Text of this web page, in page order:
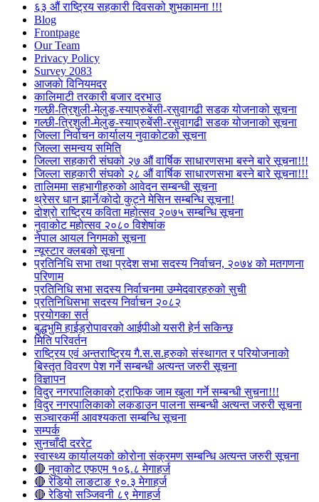
६३ औं राष्ट्रिय सहकारी दिवसको शुभकामना !!!
Blog
Frontpage
Our Team
Privacy Policy
Survey 2083
आजकाे विनियमदर
कालिमाटी तरकारी बजार दरभाउ
गल्छी-त्रिशुली-मेलुङ-स्याप्रुबेंसी-रसुवागढी सडक योजनाको सूचना
गल्छी-त्रिशुली-मेलुङ-स्याप्रुबेंसी-रसुवागढी सडक योजनाको सूचना
जिल्ला निर्वाचन कार्यालय नुवाकोटको सूचना
जिल्ला समन्वय समिति
जिल्ला सहकारी संघको २७ औं वार्षिक साधारणसभा बस्ने बारे सूचना!!!
जिल्ला सहकारी संघको २८ औं वार्षिक साधारणसभा बस्ने बारे सूचना!!!
तालिममा सहभागीहरुको आवेदन सम्बन्धी सूचना
थ्रेसर धान झार्ने/काेदाे कुट्ने मेसिन सम्बन्धि सूचना!
दोश्रो राष्ट्रिय कविता महोत्सव २०७५ सम्बन्धि सूचना
नुवाकोट महोत्सव २०८० विशेषांक
नेपाल आयल निगमको सूचना
न्यूस्टार क्लबको सूचना
प्रतिनिधि सभा तथा प्रदेश सभा सदस्य निर्वाचन, २०७४ को मतगणना
परिणाम
प्रतिनिधि सभा सदस्य निर्वाचनमा उम्मेदवारहरुको सुची
प्रतिनिधिसभा सदस्य निर्वाचन २०८२
प्रयोगका सर्त
बुद्धभुमि हाईड्रोपावरको आईपीओ यसरी हेर्न सकिन्छ
मिति परिवर्तन
राष्ट्रिय एवं अन्तराष्ट्रिय गै.स.स.हरुको संस्थागत र परियोजनाको
बिस्तृत विवरण पेश गर्ने सम्बन्धी अत्यन्त जरुरी सूचना
विज्ञापन
विदुर नगरपालिकाको ट्राफिक जाम खुला गर्ने सम्बन्धी सुचना!!!
विदुर नगरपालिकाको लकडाउन पालना सम्बन्धी अत्यन्त जरुरी सूचना
सञ्चारकर्मी आवश्यकता सम्बन्धि सूचना
सम्पर्क
सुनचाँदी दररेट
स्वास्थ्य कार्यालयको कोरोना संक्रमण सम्बन्धि अत्यन्त जरुरी सूचना
🔴 नुवाकोट एफएम १०६.८ मेगाहर्ज
🔴 रेडियो लाङटाङ ९०.३ मेगाहर्ज
🔴 रेडियो सञ्जिवनी ८९ मेगाहर्ज